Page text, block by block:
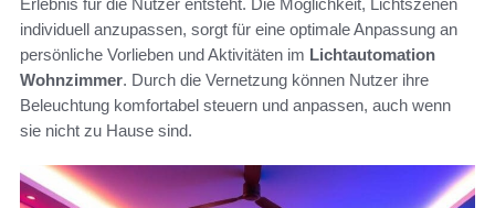
Erlebnis für die Nutzer entsteht. Die Möglichkeit, Lichtszenen
individuell anzupassen, sorgt für eine optimale Anpassung an
persönliche Vorlieben und Aktivitäten im Lichtautomation
Wohnzimmer. Durch die Vernetzung können Nutzer ihre
Beleuchtung komfortabel steuern und anpassen, auch wenn
sie nicht zu Hause sind.